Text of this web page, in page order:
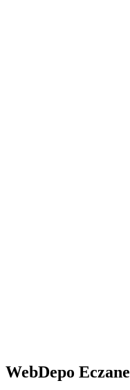
süreçlerinizi yönetir.
WebDepo Eczane